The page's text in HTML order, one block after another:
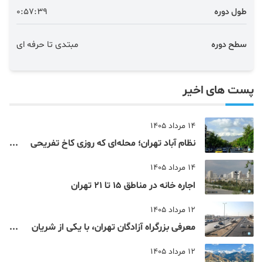
طول دوره 0:57:39
سطح دوره مبتدی تا حرفه ای
پست های اخیر
14 مرداد 1405
نظام‌ آباد تهران؛ محله‌ای که روزی کاخ تفریحی
14 مرداد 1405
اجاره خانه در مناطق 15 تا 21 تهران
12 مرداد 1405
معرفی بزرگراه آزادگان تهران، با یکی از شریان
12 مرداد 1405